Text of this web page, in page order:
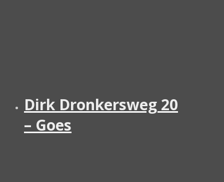
Dirk Dronkersweg 20
– Goes